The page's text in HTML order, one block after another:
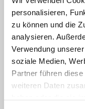
personalisieren,
zu können und die
analysieren.
Verwendung
soziale Medien,
Partner führen
weiteren Daten